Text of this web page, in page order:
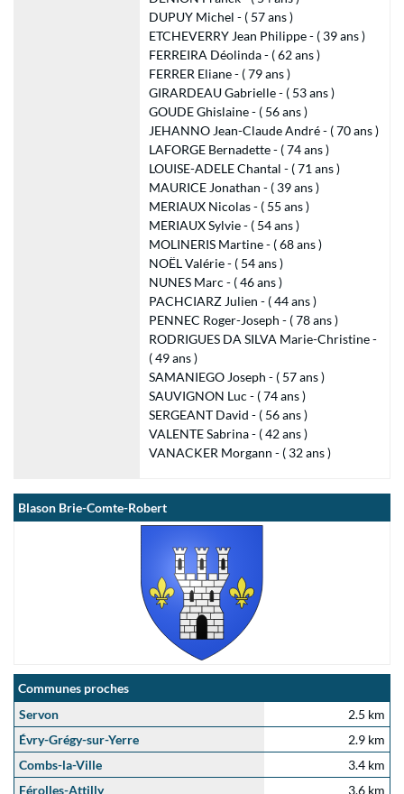
DUPUY Michel - ( 57 ans )
ETCHEVERRY Jean Philippe - ( 39 ans )
FERREIRA Déolinda - ( 62 ans )
FERRER Eliane - ( 79 ans )
GIRARDEAU Gabrielle - ( 53 ans )
GOUDE Ghislaine - ( 56 ans )
JEHANNO Jean-Claude André - ( 70 ans )
LAFORGE Bernadette - ( 74 ans )
LOUISE-ADELE Chantal - ( 71 ans )
MAURICE Jonathan - ( 39 ans )
MERIAUX Nicolas - ( 55 ans )
MERIAUX Sylvie - ( 54 ans )
MOLINERIS Martine - ( 68 ans )
NOËL Valérie - ( 54 ans )
NUNES Marc - ( 46 ans )
PACHCIARZ Julien - ( 44 ans )
PENNEC Roger-Joseph - ( 78 ans )
RODRIGUES DA SILVA Marie-Christine -
( 49 ans )
SAMANIEGO Joseph - ( 57 ans )
SAUVIGNON Luc - ( 74 ans )
SERGEANT David - ( 56 ans )
VALENTE Sabrina - ( 42 ans )
VANACKER Morgann - ( 32 ans )
Blason Brie-Comte-Robert
Communes proches
Servon
2.5 km
Évry-Grégy-sur-Yerre
2.9 km
Combs-la-Ville
3.4 km
Férolles-Attilly
3.6 km